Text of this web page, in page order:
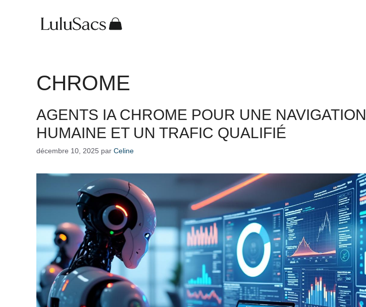
CHROME
AGENTS IA CHROME POUR UNE NAVIGATION
HUMAINE ET UN TRAFIC QUALIFIÉ
décembre 10, 2025 par Celine